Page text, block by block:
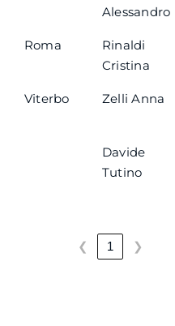
Alessandro
Roma
Rinaldi
Cristina
Viterbo Zelli Anna
Davide
Tutino
❮ 1 ❯